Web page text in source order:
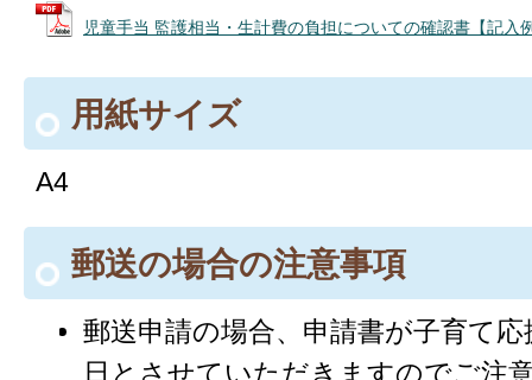
児童手当 監護相当・生計費の負担についての確認書【記入
用紙サイズ
A4
郵送の場合の注意事項
郵送申請の場合、申請書が子育て
日とさせていただきますのでご注